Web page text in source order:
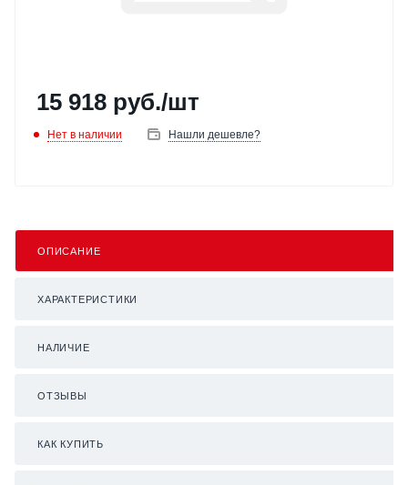
15 918 руб./шт
Нет в наличии Нашли дешевле?
ОПИСАНИЕ
ХАРАКТЕРИСТИКИ
НАЛИЧИЕ
ОТЗЫВЫ
КАК КУПИТЬ